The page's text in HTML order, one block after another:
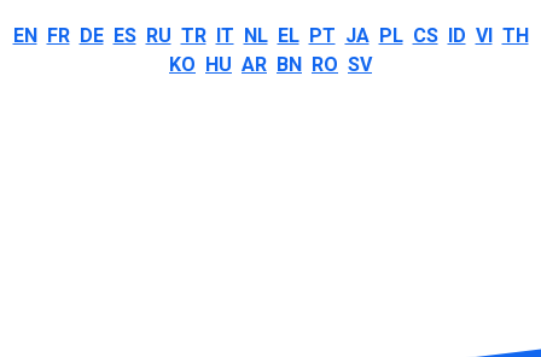
EN FR DE ES RU TR IT NL EL PT JA PL CS ID VI TH
KO HU AR BN RO SV